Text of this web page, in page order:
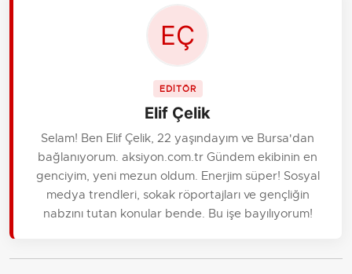
EDİTÖR
Elif Çelik
Selam! Ben Elif Çelik, 22 yaşındayım ve Bursa'dan
bağlanıyorum. aksiyon.com.tr Gündem ekibinin en
genciyim, yeni mezun oldum. Enerjim süper! Sosyal
medya trendleri, sokak röportajları ve gençliğin
nabzını tutan konular bende. Bu işe bayılıyorum!